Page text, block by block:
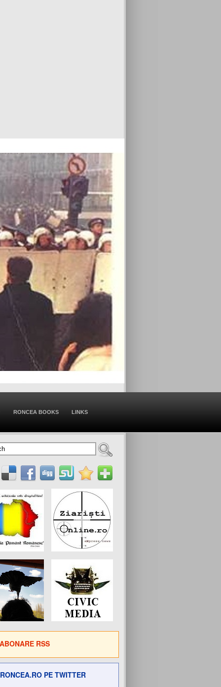
RONCEA BOOKS LINKS
ABONARE RSS
RONCEA.RO PE TWITTER